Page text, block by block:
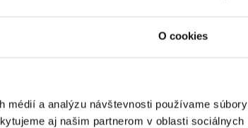
O cookies
médií a analýzu návštevnosti používame súbory
aj našim partnerom v oblasti sociálnych